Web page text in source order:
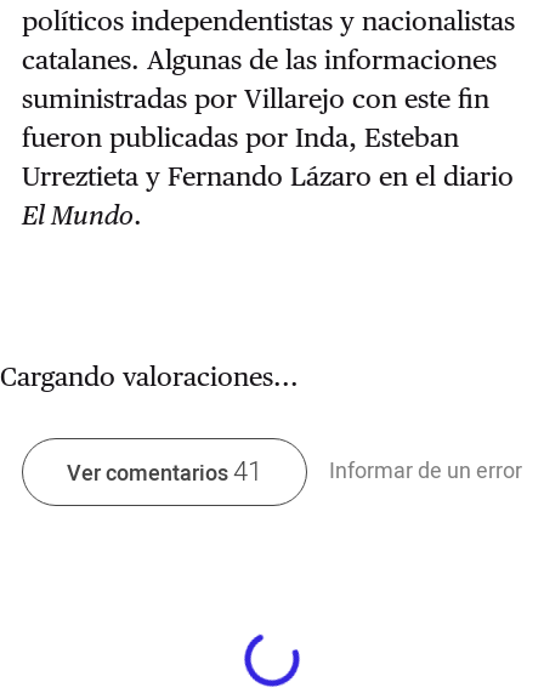
políticos independentistas y nacionalistas
catalanes. Algunas de las informaciones
suministradas por Villarejo con este fin
fueron publicadas por Inda, Esteban
Urreztieta y Fernando Lázaro en el diario
El Mundo.
Cargando valoraciones...
Ver comentarios41 Informar de un error